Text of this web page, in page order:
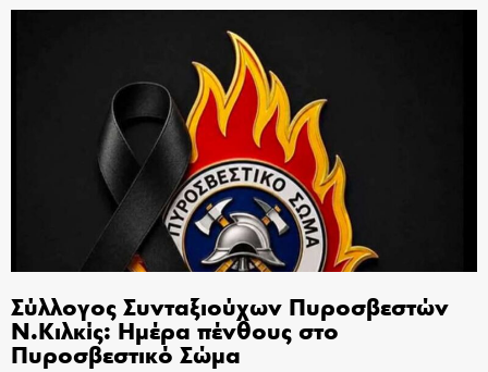
Σύλλογος Συνταξιούχων Πυροσβεστών
Ν.Κιλκίς: Ημέρα πένθους στο
Πυροσβεστικό Σώμα